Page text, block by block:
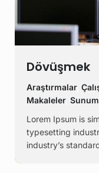
Dövüşmek
Araştırmalar,
Makaleler,
Lorem Ipsum is
typesetting
industry’s